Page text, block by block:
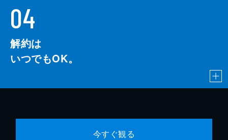
04
解約は
いつでもOK。
今すぐ観る